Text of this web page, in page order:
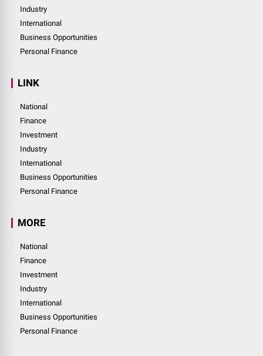
Industry
International
Business Opportunities
Personal Finance
LINK
National
Finance
Investment
Industry
International
Business Opportunities
Personal Finance
MORE
National
Finance
Investment
Industry
International
Business Opportunities
Personal Finance